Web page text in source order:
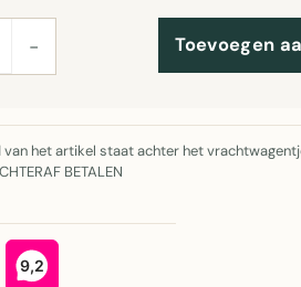
− Toevoegen
van het artikel staat achter het
BETALEN